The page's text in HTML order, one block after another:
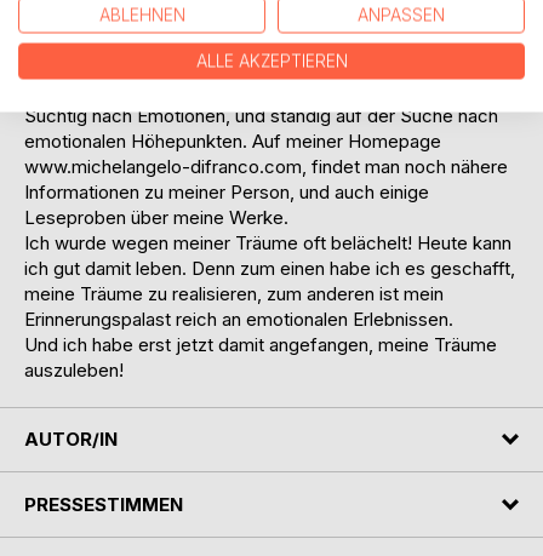
Phasen meines Lebens. Unter anderem erzähle ich auch
über die Höhen und Tiefen wie Schicksalsschläge in
meinem Leben. Der Fußball und Eros Ramazzotti haben
Süchtig nach Emotionen, und ständig auf der Suche nach
emotionalen Höhepunkten. Auf meiner Homepage
www.michelangelo-difranco.com, findet man noch nähere
Informationen zu meiner Person, und auch einige
Leseproben über meine Werke.
Ich wurde wegen meiner Träume oft belächelt! Heute kann
ich gut damit leben. Denn zum einen habe ich es geschafft,
meine Träume zu realisieren, zum anderen ist mein
Erinnerungspalast reich an emotionalen Erlebnissen.
Und ich habe erst jetzt damit angefangen, meine Träume
auszuleben!
AUTOR/IN
PRESSESTIMMEN
ABLEHNEN ANPASSEN
ALLE AKZEPTIEREN